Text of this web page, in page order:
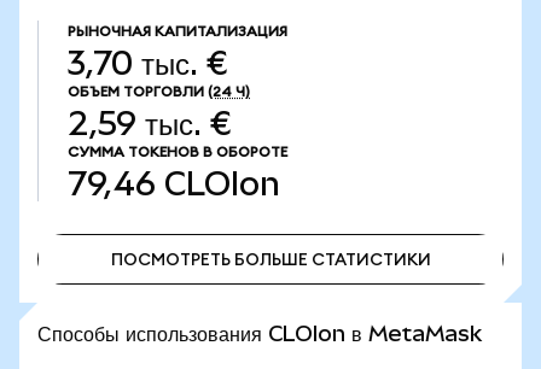
РЫНОЧНАЯ КАПИТАЛИЗАЦИЯ
3,70 тыс. €
ОБЪЕМ ТОРГОВЛИ (24 Ч)
2,59 тыс. €
СУММА ТОКЕНОВ В ОБОРОТЕ
79,46 CLOIon
ПОСМОТРЕТЬ БОЛЬШЕ СТАТИСТИКИ
Способы использования CLOIon в MetaMask